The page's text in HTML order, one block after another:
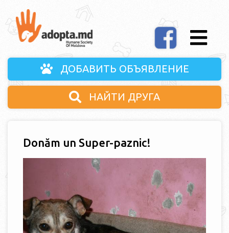
ДОБАВИТЬ ОБЪЯВЛЕНИЕ
НАЙТИ ДРУГА
Donăm un Super-paznic!